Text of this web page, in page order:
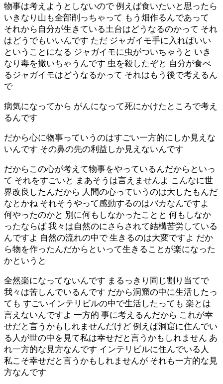
物事は考えようとしないので 例えば食いたいと思ったら
いきなり山も全部削っちゃって もう畑作るんであって
それから自分が生きている土台はどうなるのかって それ
はどうでもいいんです ただ ジャガイモ手に入ればいい
ということになる ジャガイモに虫がついちゃうと いき
なり毒を撒いちゃうんです 虫を殺したぞと 自分が食べ
るジャガイモはどうなるかって それはもう後で考えるん
で
病気になってから がんになって死にかけたところで考え
るんです
だから心に物事っていうのはすごい一方的にしか見えな
いんです その鼻の先の利益しか見えないんです
だからこの心が考えて物事をやっているんだからといっ
て それをすごいと まあそうは言えませんよ こんなに世
界改良したんだから 人間の心っていうのは大したもんだ
なとかね それそうやって感動するのはバカなんですよ
何やったのかと 別に何もしなかったことと 何もしなか
ったならば 我々は自然のにさらされて結構苦労している
んですよ 自然の流れの中で 生きるのは大変ですよ だか
ら物を作ったんだからといって生きることが楽になった
かというと
全然楽になってないんです まるっきり同じ割り当てで
我々は苦しんでいるんです だから洞窟の中に生活したっ
ても すごいインテリビルの中で生活したっても 楽とは
言えないんですよ 一方的 事に考えるんだから これが幸
せだと言うかもしれませんだけど 例えば洞窟に住んでい
る人が世の中を見て私は幸せだと言うかもしれません あ
れ一方的な見方なんです インテリビルに住んでいる人
私こそ幸せだと言うかもしれませんが それも一方的な見
方なんです